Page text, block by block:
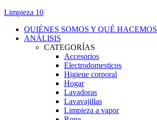
Limpieza 10
QUIÉNES SOMOS Y QUÉ HACEMOS
ANÁLISIS
CATEGORÍAS
Accesorios
Electrodomesticos
Higiene corporal
Hogar
Lavadoras
Lavavajillas
Limpieza a vapor